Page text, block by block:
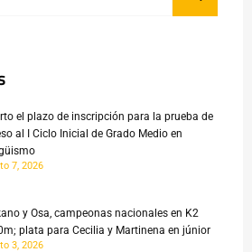
el plazo de inscripción para la prueba de
al I Ciclo Inicial de Grado Medio en
7, 2026
y Osa, campeonas nacionales en K2
plata para Cecilia y Martinena en júnior
3, 2026